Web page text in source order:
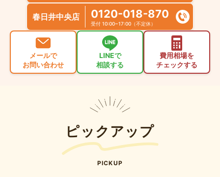
春日井中央店 0120-018-870
受付 10:00~17:00（不定休）
メールで
お問い合わせ
LINEで
相談する
費用相場を
チェックする
ピックアップ
PICKUP